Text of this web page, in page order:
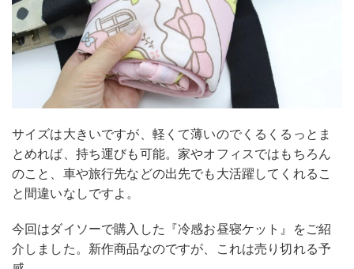
サイズは大きいですが、軽くて薄いのでくるくるっとま
とめれば、持ち運びも可能。家やオフィスではもちろん
のこと、車や旅行先などの出先でも大活躍してくれるこ
と間違いなしですよ。
今回はダイソーで購入した『冷感お昼寝ケット』をご紹
介しました。新作商品なのですが、これは売り切れる予